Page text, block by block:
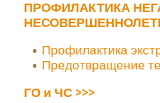
ПРОФИЛАКТИКА
Профилактика
Предотвращение
ГО и ЧС >>>